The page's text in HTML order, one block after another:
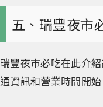
五、瑞豐夜市
瑞豐夜市必吃在此介
通資訊和營業時間開